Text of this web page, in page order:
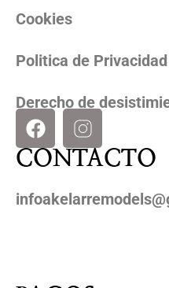
Cookies
Politica de Privacidad
Derecho de
CONTACTO